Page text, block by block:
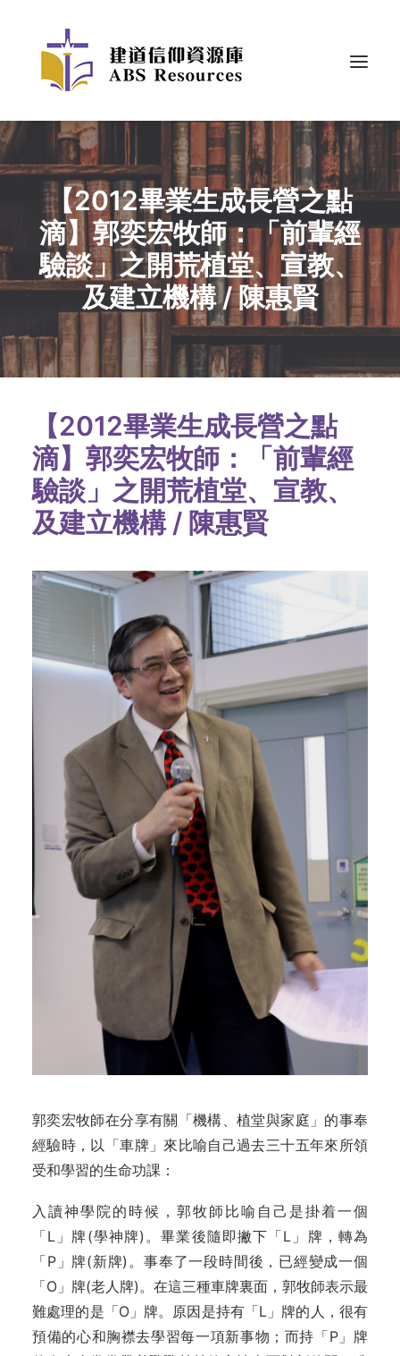
【2012畢業生成長營之點
滴】郭奕宏牧師：「前輩經
驗談」之開荒植堂、宣教、
及建立機構 / 陳惠賢
【2012畢業生成長營之點
滴】郭奕宏牧師：「前輩經
驗談」之開荒植堂、宣教、
及建立機構 / 陳惠賢
郭奕宏牧師在分享有關「機構、植堂與家庭」的事奉
經驗時，以「車牌」來比喻自己過去三十五年來所領
受和學習的生命功課：
入讀神學院的時候，郭牧師比喻自己是掛着一個
「L」牌(學神牌)。畢業後隨即撇下「L」牌，轉為
「P」牌(新牌)。事奉了一段時間後，已經變成一個
「O」牌(老人牌)。在這三種車牌裏面，郭牧師表示最
難處理的是「O」牌。原因是持有「L」牌的人，很有
預備的心和胸襟去學習每一項新事物；而持「P」牌